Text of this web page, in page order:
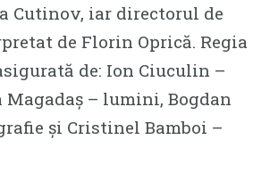
Cutinov, iar directorul de
de Florin Oprică. Regia
de: Ion Ciuculin –
Magadaș – lumini, Bogdan
și Cristinel Bamboi –